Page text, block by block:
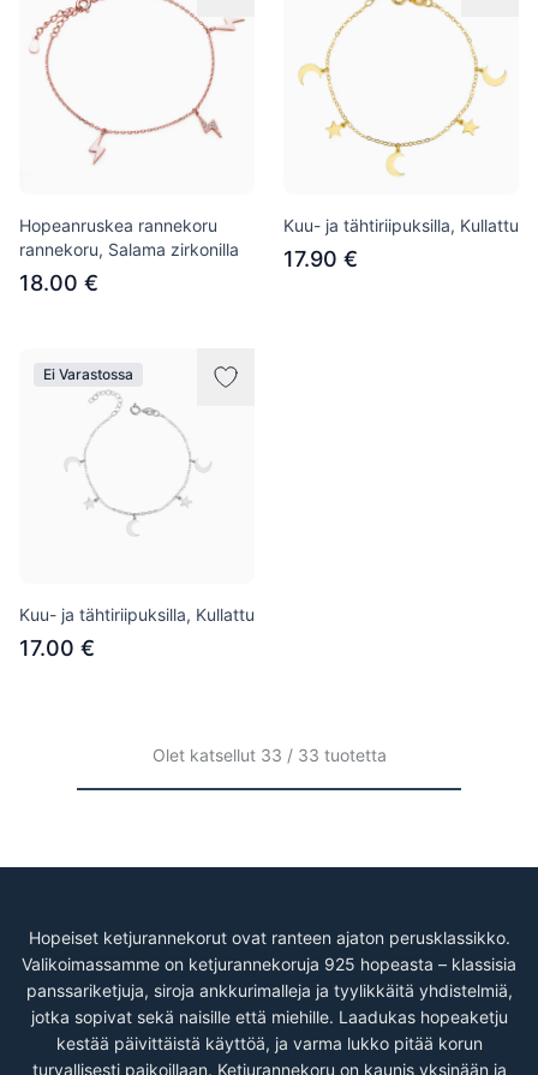
Hopeiset ketjurannekorut ovat ranteen ajaton perusklassikko.
Valikoimassamme on ketjurannekoruja 925 hopeasta – klassisia
panssariketjuja, siroja ankkurimalleja ja tyylikkäitä yhdistelmiä,
jotka sopivat sekä naisille että miehille. Laadukas hopeaketju
kestää päivittäistä käyttöä, ja varma lukko pitää korun
turvallisesti paikoillaan. Ketjurannekoru on kaunis yksinään ja
Hopeanruskea rannekoru
rannekoru, Salama zirkonilla
18.00 €
Kuu- ja tähtiriipuksilla, Kullattu
17.90 €
Ei Varastossa
Kuu- ja tähtiriipuksilla, Kullattu
17.00 €
Olet katsellut 33 / 33 tuotetta